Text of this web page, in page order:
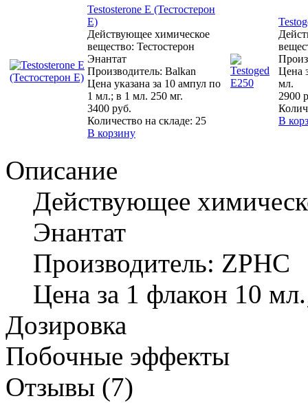
Testosterone E (Тестостерон
Е)
Действующее химическое
вещество: Тестостерон
Энантат
Производитель: Balkan
Цена указана за 10 ампул по
1 мл.; в 1 мл. 250 мг.
3400 руб.
Количество на складе: 25
В корзину
Цена
мл.
2900
В
Описание
Действующее
Энантат
Производитель: ZPHC
Цена за 1 флакон 10
Дозировка
Побочные эффекты
Отзывы (7)